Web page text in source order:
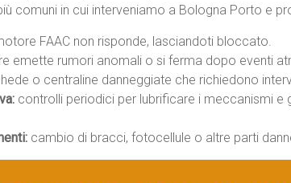
comuni in cui interveniamo a Bologna Porto e
FAAC non risponde, lasciandoti bloccato.
emette rumori anomali o si ferma dopo eventi
o centraline danneggiate che richiedono
controlli periodici per lubrificare i meccanismi e
cambio di bracci, fotocellule o altre parti